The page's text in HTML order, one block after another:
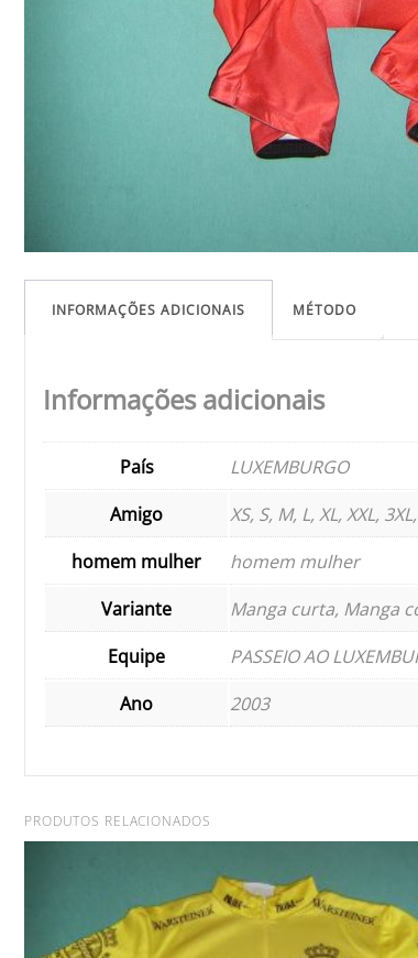
INFORMAÇÕES ADICIONAIS MÉTODO
Informações adicionais
País
LUXEMBURGO
Amigo
XS, S, M, L, XL, XXL,
homem mulher
homem mulher
Variante
Manga curta, Manga
Equipe
PASSEIO AO
Ano
2003
PRODUTOS RELACIONADOS